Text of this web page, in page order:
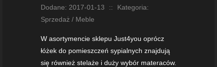
Dodane: 2017-01-13 ::
Kategoria:
Sprzedaż / Meble
W asortymencie sklepu Just4you oprócz
łóżek do pomieszczeń sypialnych znajdują
się również stelaże i duży wybór materaców.